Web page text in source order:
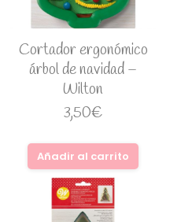
Cortador ergonómico
árbol de navidad –
Wilton
3,50€
Añadir al carrito